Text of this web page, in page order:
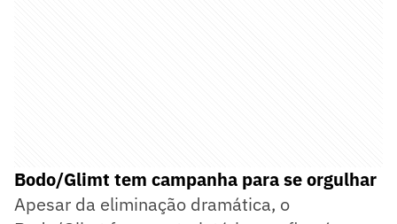
Bodo/Glimt tem campanha para se orgulhar
Apesar da eliminação dramática, o